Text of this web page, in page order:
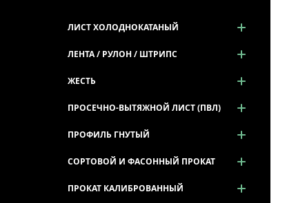
ЛИСТ ХОЛОДНОКАТАНЫЙ
ЛЕНТА / РУЛОН / ШТРИПС
ЖЕСТЬ
ПРОСЕЧНО-ВЫТЯЖНОЙ ЛИСТ (ПВЛ)
ПРОФИЛЬ ГНУТЫЙ
СОРТОВОЙ И ФАСОННЫЙ ПРОКАТ
ПРОКАТ КАЛИБРОВАННЫЙ